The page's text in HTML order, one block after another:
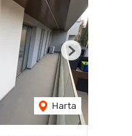
Harta
Next